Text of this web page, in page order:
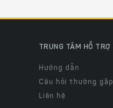
TRUNG TÂM HỖ TRỢ
Hướng dẫn
Câu hỏi thường gặp
Liên hệ